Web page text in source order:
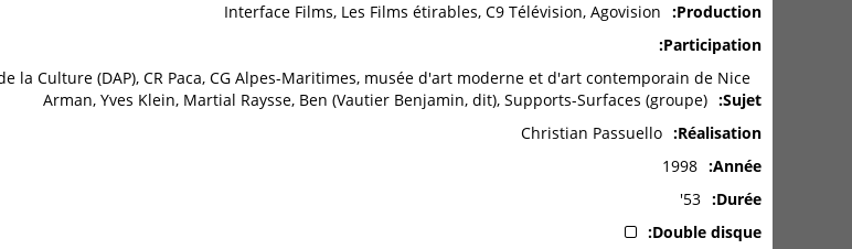
Production
Interface Films, Les Films étirables, C9 Télévision, Agovision
Participation
la Culture (DAP), CR Paca, CG Alpes-Maritimes, musée d'art moderne et d'art contemporain de Nice
Sujet
Arman, Yves Klein, Martial Raysse, Ben (Vautier Benjamin, dit), Supports-Surfaces (groupe)
Réalisation
Christian Passuello
Année
1998
Durée
53'
Double disque